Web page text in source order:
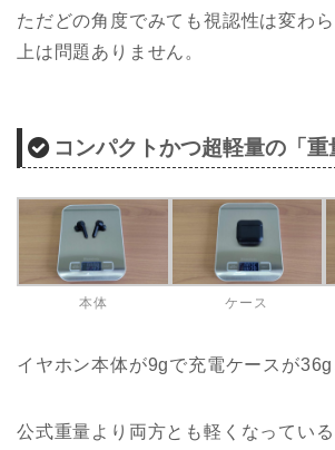
ただどの角度でみても視認性は変わ
上は問題ありません。
コンパクトかつ超軽量の「重
本体 ケース
イヤホン本体が9gで充電ケースが36g
公式重量より両方とも軽くなってい